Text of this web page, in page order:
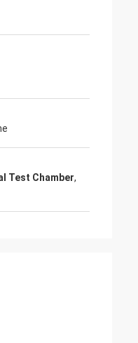
อากาศ
หรับหลายปีของผู้ผลิต!
Test Chamber,